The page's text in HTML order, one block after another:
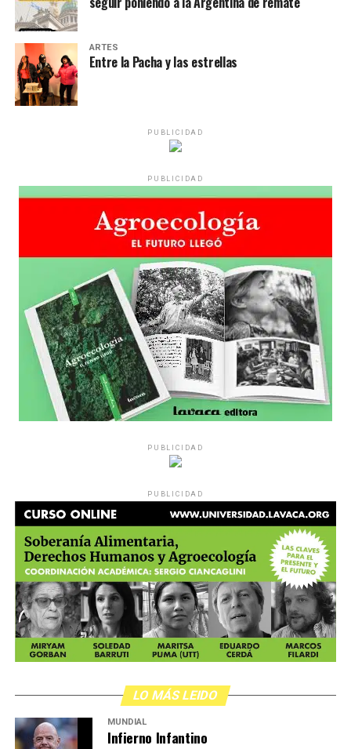
ARTES
Entre la Pacha y las estrellas
PUBLICIDAD
PUBLICIDAD
PUBLICIDAD
PUBLICIDAD
LO MÁS LEIDO
MUNDIAL
Infierno Infantino